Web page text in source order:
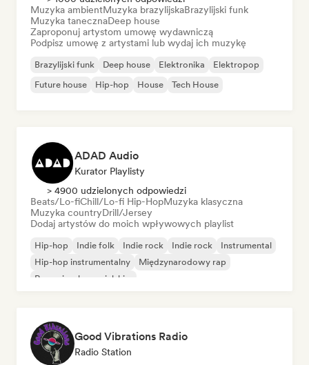
Muzyka ambientMuzyka brazylijskaBrazylijski funk
Muzyka tanecznaDeep house
Zaproponuj artystom umowę wydawniczą
Podpisz umowę z artystami lub wydaj ich muzykę
Brazylijski funk Deep house Elektronika
Elektropop
Future house
Hip-hop House Tech House
ADAD Audio
Kurator Playlisty
> 4900 udzielonych odpowiedzi
Beats/Lo-fiChill/Lo-fi Hip-HopMuzyka klasyczna
Muzyka countryDrill/Jersey
Dodaj artystów do moich wpływowych playlist
Hip-hop Indie folk Indie rock Indie rock
Instrumental
Hip-hop instrumentalny
Międzynarodowy rap
Rap w języku angielskim
Good Vibrations Radio
Radio Station